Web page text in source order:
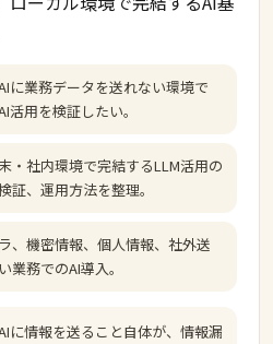
に業務データを送れない環境で
活用を検証したい。
・社内環境で完結するLLM活用の
証、運用方法を整理。
、機密情報、個人情報、社外送
業務でのAI導入。
に情報を送ること自体が、情報漏